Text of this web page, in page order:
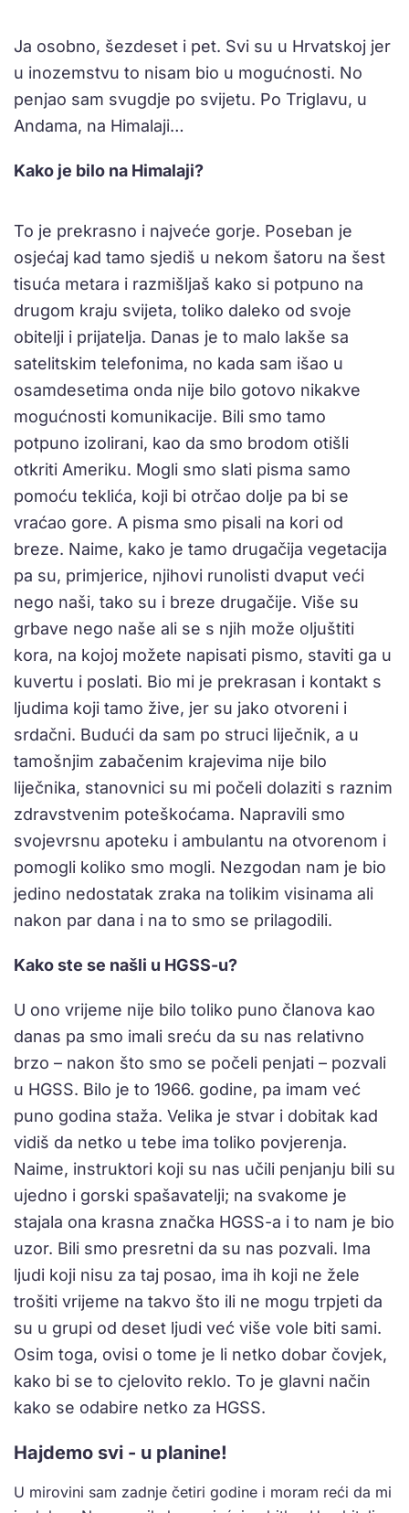
Ja osobno, šezdeset i pet. Svi su u Hrvatskoj jer
u inozemstvu to nisam bio u mogućnosti. No
penjao sam svugdje po svijetu. Po Triglavu, u
Andama, na Himalaji…
Kako je bilo na Himalaji?
To je prekrasno i najveće gorje. Poseban je
osjećaj kad tamo sjediš u nekom šatoru na šest
tisuća metara i razmišljaš kako si potpuno na
drugom kraju svijeta, toliko daleko od svoje
obitelji i prijatelja. Danas je to malo lakše sa
satelitskim telefonima, no kada sam išao u
osamdesetima onda nije bilo gotovo nikakve
mogućnosti komunikacije. Bili smo tamo
potpuno izolirani, kao da smo brodom otišli
otkriti Ameriku. Mogli smo slati pisma samo
pomoću teklića, koji bi otrčao dolje pa bi se
vraćao gore. A pisma smo pisali na kori od
breze. Naime, kako je tamo drugačija vegetacija
pa su, primjerice, njihovi runolisti dvaput veći
nego naši, tako su i breze drugačije. Više su
grbave nego naše ali se s njih može oljuštiti
kora, na kojoj možete napisati pismo, staviti ga u
kuvertu i poslati. Bio mi je prekrasan i kontakt s
ljudima koji tamo žive, jer su jako otvoreni i
srdačni. Budući da sam po struci liječnik, a u
tamošnjim zabačenim krajevima nije bilo
liječnika, stanovnici su mi počeli dolaziti s raznim
zdravstvenim poteškoćama. Napravili smo
svojevrsnu apoteku i ambulantu na otvorenom i
pomogli koliko smo mogli. Nezgodan nam je bio
jedino nedostatak zraka na tolikim visinama ali
nakon par dana i na to smo se prilagodili.
Kako ste se našli u HGSS-u?
U ono vrijeme nije bilo toliko puno članova kao
danas pa smo imali sreću da su nas relativno
brzo – nakon što smo se počeli penjati – pozvali
u HGSS. Bilo je to 1966. godine, pa imam već
puno godina staža. Velika je stvar i dobitak kad
vidiš da netko u tebe ima toliko povjerenja.
Naime, instruktori koji su nas učili penjanju bili su
ujedno i gorski spašavatelji; na svakome je
stajala ona krasna značka HGSS-a i to nam je bio
uzor. Bili smo presretni da su nas pozvali. Ima
ljudi koji nisu za taj posao, ima ih koji ne žele
trošiti vrijeme na takvo što ili ne mogu trpjeti da
su u grupi od deset ljudi već više vole biti sami.
Osim toga, ovisi o tome je li netko dobar čovjek,
kako bi se to cjelovito reklo. To je glavni način
kako se odabire netko za HGSS.
Hajdemo svi - u planine!
U mirovini sam zadnje četiri godine i moram reći da mi